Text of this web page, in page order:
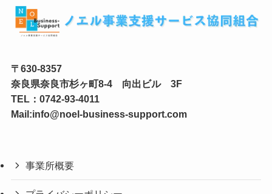
〒630-8357
奈良県奈良市杉ヶ町8-4 向出ビル 3F
TEL：0742-93-4011
Mail:info@noel-business-support.com
事業所概要